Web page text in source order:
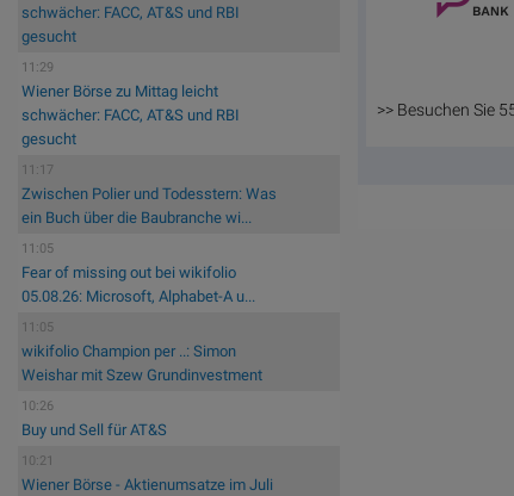
schwächer: FACC, AT&S und RBI
gesucht
11:29
Wiener Börse zu Mittag leicht
schwächer: FACC, AT&S und RBI
gesucht
11:17
Zwischen Polier und Todesstern: Was
ein Buch über die Baubranche wi...
11:05
Fear of missing out bei wikifolio
05.08.26: Microsoft, Alphabet-A u...
11:05
wikifolio Champion per ..: Simon
Weishar mit Szew Grundinvestment
10:26
Buy und Sell für AT&S
10:21
Wiener Börse - Aktienumsatze im Juli
>> Besuchen Sie